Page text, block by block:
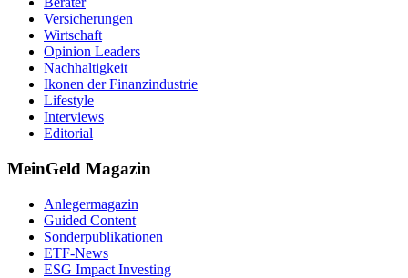
Versicherungen
Wirtschaft
Opinion Leaders
Nachhaltigkeit
Ikonen der Finanzindustrie
Lifestyle
Interviews
Editorial
MeinGeld Magazin
Anlegermagazin
Guided Content
Sonderpublikationen
ETF-News
ESG Impact Investing